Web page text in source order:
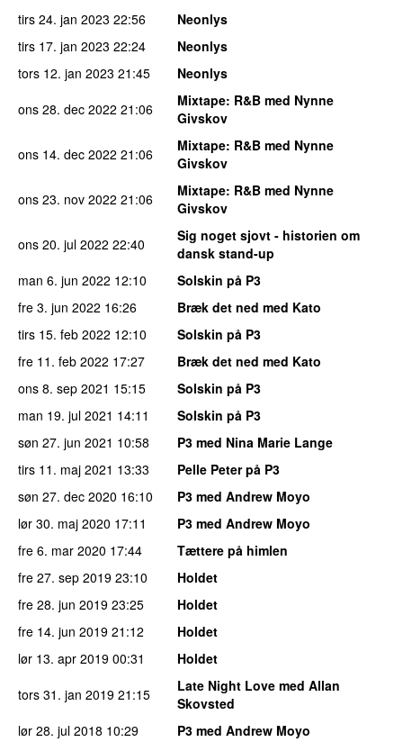
tirs 24. jan 2023 22:56
Neonlys
tirs 17. jan 2023 22:24
Neonlys
tors 12. jan 2023 21:45
Neonlys
ons 28. dec 2022 21:06 Mixtape: R&B med Nynne
Givskov
ons 14. dec 2022 21:06 Mixtape: R&B med Nynne
Givskov
ons 23. nov 2022 21:06 Mixtape: R&B med Nynne
Givskov
ons 20. jul 2022 22:40
Sig noget sjovt - historien om
dansk stand-up
man 6. jun 2022 12:10
Solskin på P3
fre 3. jun 2022 16:26
Bræk det ned med Kato
tirs 15. feb 2022 12:10
Solskin på P3
fre 11. feb 2022 17:27
Bræk det ned med Kato
ons 8. sep 2021 15:15
Solskin på P3
man 19. jul 2021 14:11
Solskin på P3
søn 27. jun 2021 10:58
P3 med Nina Marie Lange
tirs 11. maj 2021 13:33
Pelle Peter på P3
søn 27. dec 2020 16:10
P3 med Andrew Moyo
lør 30. maj 2020 17:11
P3 med Andrew Moyo
fre 6. mar 2020 17:44
Tættere på himlen
fre 27. sep 2019 23:10
Holdet
fre 28. jun 2019 23:25
Holdet
fre 14. jun 2019 21:12
Holdet
lør 13. apr 2019 00:31
Holdet
tors 31. jan 2019 21:15
Late Night Love med Allan
Skovsted
lør 28. jul 2018 10:29
P3 med Andrew Moyo